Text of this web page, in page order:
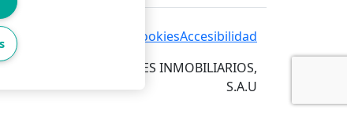
privacidad Política de cookiesAccesibilidad
PARA PROFESIONALES INMOBILIARIOS,
S.A.U